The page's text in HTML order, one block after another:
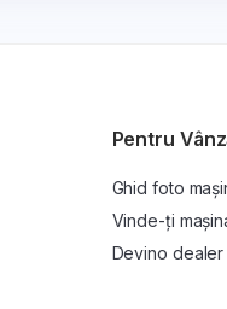
Pentru
Ghid foto
Vinde-ți
Devino dealer